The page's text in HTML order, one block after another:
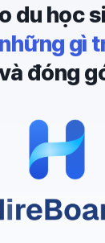
du học
gì
đóng